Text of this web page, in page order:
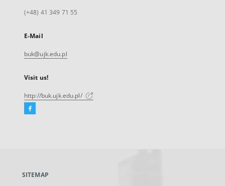
(+48) 41 349 71 55
E-Mail
buk@ujk.edu.pl
Visit us!
http://buk.ujk.edu.pl/
Facebook
new
SITEMAP